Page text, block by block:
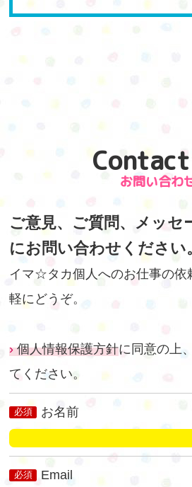
お問い合わ
ご意見、ご質問、メッセ
にお問い合わせください
イマ☆タカ個人へのお仕事の依
軽にどうぞ。
個人情報保護方針に同意の上
てください。
お名前
必須
Email
必須